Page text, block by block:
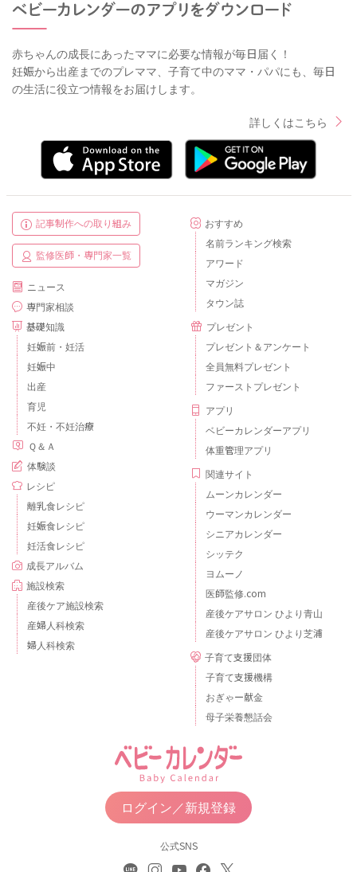
赤ちゃんの成長にあったママに必要な情報が毎日届く！
妊娠から出産までのプレママ、子育て中のママ・パパにも、毎日
の生活に役立つ情報をお届けします。
詳しくはこちら
記事制作への取り組み
監修医師・専門家一覧
ニュース
専門家相談
基礎知識
妊娠前・妊活
妊娠中
出産
育児
不妊・不妊治療
Ｑ＆Ａ
体験談
レシピ
離乳食レシピ
妊娠食レシピ
妊活食レシピ
成長アルバム
施設検索
産後ケア施設検索
産婦人科検索
婦人科検索
おすすめ
名前ランキング検索
アワード
マガジン
タウン誌
プレゼント
プレゼント＆アンケート
全員無料プレゼント
ファーストプレゼント
アプリ
ベビーカレンダーアプリ
体重管理アプリ
関連サイト
ムーンカレンダー
ウーマンカレンダー
シニアカレンダー
シッテク
ヨムーノ
医師監修.com
産後ケアサロン ひより青山
産後ケアサロン ひより芝浦
子育て支援団体
子育て支援機構
おぎゃー献金
母子栄養懇話会
ログイン／新規登録
公式SNS